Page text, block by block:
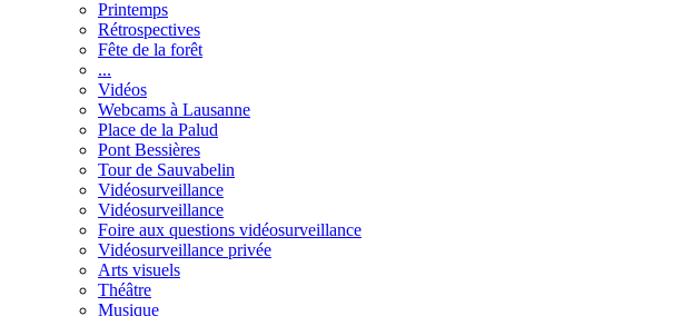
Printemps
Rétrospectives
Fête de la forêt
...
Vidéos
Webcams à Lausanne
Place de la Palud
Pont Bessières
Tour de Sauvabelin
Vidéosurveillance
Vidéosurveillance
Foire aux questions vidéosurveillance
Vidéosurveillance privée
Arts visuels
Théâtre
Musique